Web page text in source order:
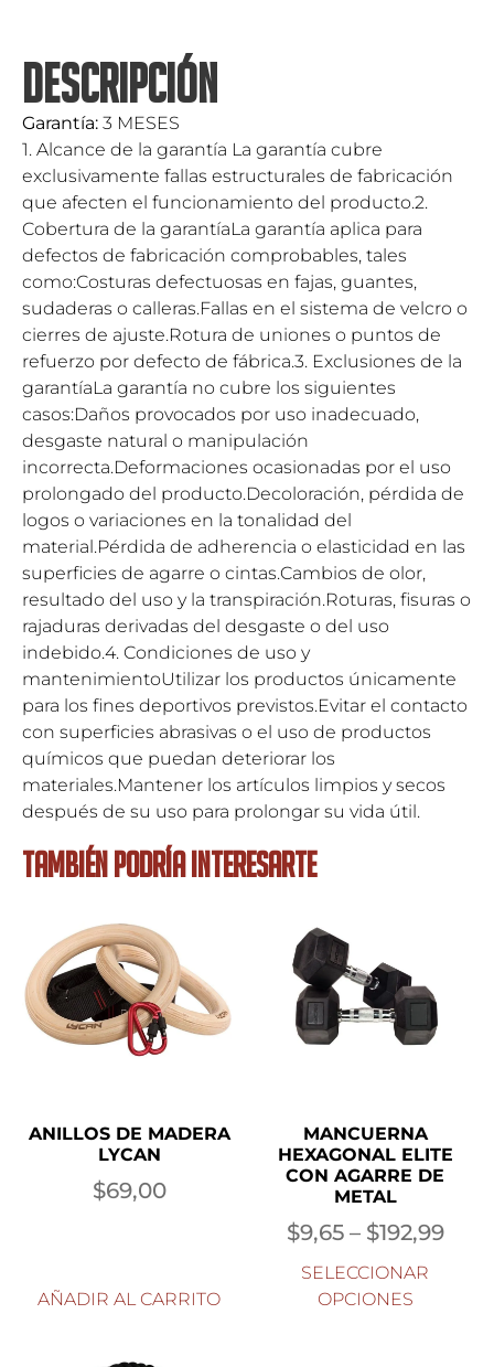
DESCRIPCIÓN
Garantía: 3 MESES
1. Alcance de la garantía La garantía cubre
exclusivamente fallas estructurales de fabricación
que afecten el funcionamiento del producto.2.
Cobertura de la garantíaLa garantía aplica para
defectos de fabricación comprobables, tales
como:Costuras defectuosas en fajas, guantes,
sudaderas o calleras.Fallas en el sistema de velcro o
cierres de ajuste.Rotura de uniones o puntos de
refuerzo por defecto de fábrica.3. Exclusiones de la
garantíaLa garantía no cubre los siguientes
casos:Daños provocados por uso inadecuado,
desgaste natural o manipulación
incorrecta.Deformaciones ocasionadas por el uso
prolongado del producto.Decoloración, pérdida de
logos o variaciones en la tonalidad del
material.Pérdida de adherencia o elasticidad en las
superficies de agarre o cintas.Cambios de olor,
resultado del uso y la transpiración.Roturas, fisuras o
rajaduras derivadas del desgaste o del uso
indebido.4. Condiciones de uso y
mantenimientoUtilizar los productos únicamente
para los fines deportivos previstos.Evitar el contacto
con superficies abrasivas o el uso de productos
químicos que puedan deteriorar los
materiales.Mantener los artículos limpios y secos
después de su uso para prolongar su vida útil.
TAMBIÉN PODRÍA INTERESARTE
ANILLOS DE MADERA
LYCAN
$69,00
AÑADIR AL CARRITO
MANCUERNA
HEXAGONAL ELITE
CON AGARRE DE
METAL
$9,65 – $192,99
SELECCIONAR
OPCIONES